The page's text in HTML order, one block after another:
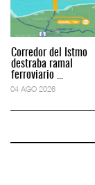
Corredor del Istmo
destraba ramal
ferroviario ...
04 AGO 2026